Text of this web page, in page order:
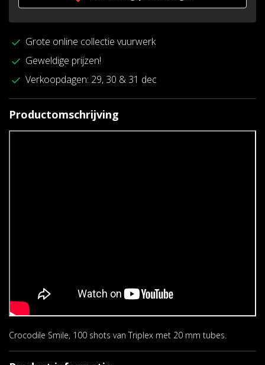
Grote online collectie vuurwerk
Geweldige prijzen!
Verkoopdagen: 29, 30 & 31 dec
Productomschrijving
Crocodile Smile, 100 shots van Triplex met 20 mm tubes.